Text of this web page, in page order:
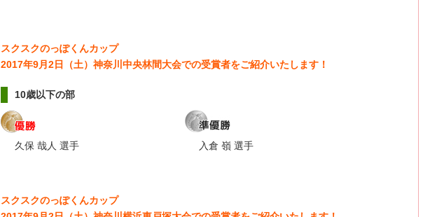
スクスクのっぽくんカップ
2017年9月2日（土）神奈川中央林間大会での受賞者をご紹介いたします！
10歳以下の部
久保 哉人 選手 入倉 嶺 選手
スクスクのっぽくんカップ